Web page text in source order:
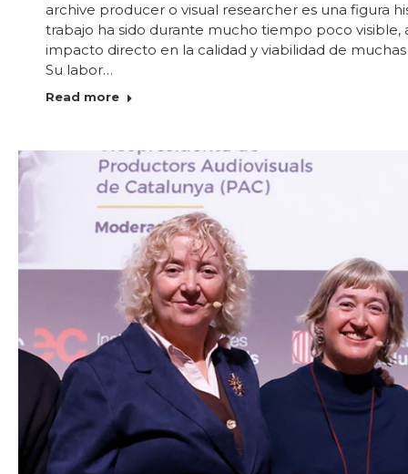
archive producer o visual researcher es una figura
trabajo ha sido durante mucho tiempo poco visible,
impacto directo en la calidad y viabilidad de
Su labor…
Read more